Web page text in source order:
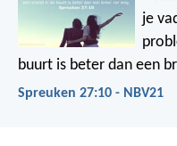
je
buurt is beter dan een
Spreuken 27:10 - NBV21